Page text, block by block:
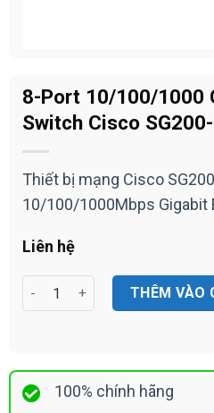
8-Port 10/100/1000
Switch Cisco
Thiết bị mạng Cisco
10/100/1000Mbps Gigabit
Liên hệ
8-Port 10/100/1000 Gigabit
THÊM VÀO
100% chính hãng